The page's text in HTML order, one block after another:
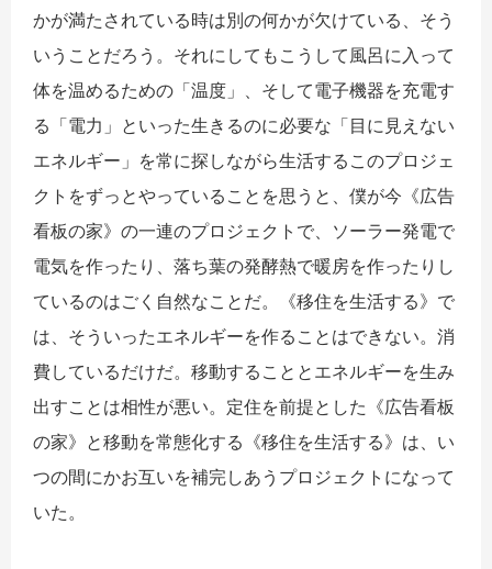
かが満たされている時は別の何かが欠けている、そう
いうことだろう。それにしてもこうして風呂に入って
体を温めるための「温度」、そして電子機器を充電す
る「電力」といった生きるのに必要な「目に見えない
エネルギー」を常に探しながら生活するこのプロジェ
クトをずっとやっていることを思うと、僕が今《広告
看板の家》の一連のプロジェクトで、ソーラー発電で
電気を作ったり、落ち葉の発酵熱で暖房を作ったりし
ているのはごく自然なことだ。《移住を生活する》で
は、そういったエネルギーを作ることはできない。消
費しているだけだ。移動することとエネルギーを生み
出すことは相性が悪い。定住を前提とした《広告看板
の家》と移動を常態化する《移住を生活する》は、い
つの間にかお互いを補完しあうプロジェクトになって
いた。